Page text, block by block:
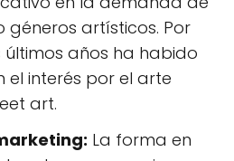
géneros artísticos. Por
últimos años ha habido
el interés por el arte
art.
La forma en